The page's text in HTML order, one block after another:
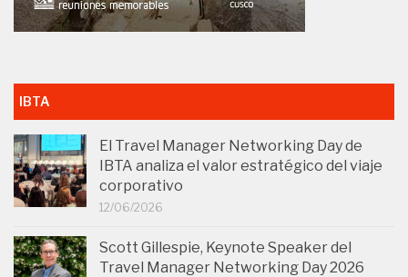
IBTA
El Travel Manager Networking Day de
IBTA analiza el valor estratégico del viaje
corporativo
12/06/2026
Scott Gillespie, Keynote Speaker del
Travel Manager Networking Day 2026